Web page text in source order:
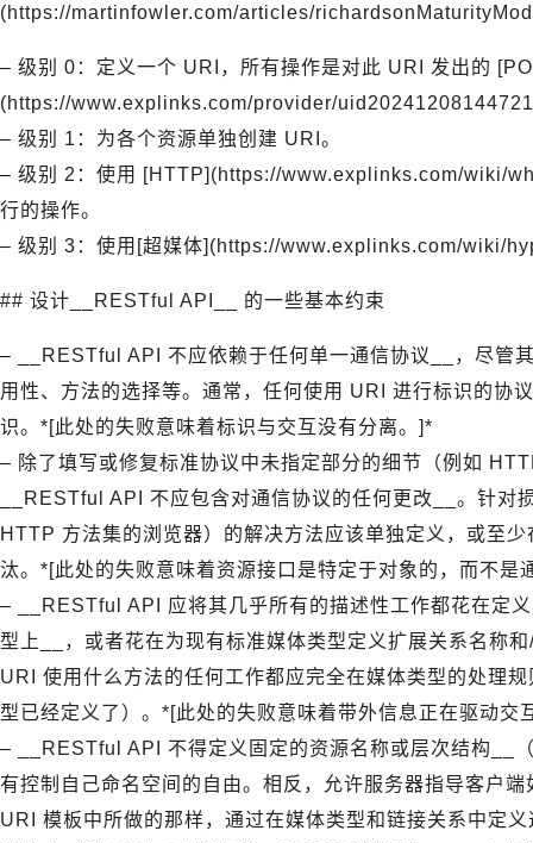
(https://martinfowler.com/articles/
– 级别 0：定义一个 URI，所有操作是对此 URI 发出的
(https://www.explinks.com/provider/
– 级别 1：为各个资源单独创建 URI。
– 级别 2：使用 [HTTP](https://www.explinks.com/wiki/
行的操作。
– 级别 3：使用[超媒体](https://www.explinks.com/wiki/
## 设计__RESTful API__ 的一些基本约束
– __RESTful API 不应依赖于任何单一通信协议__，尽管
用性、方法的选择等。通常，任何使用 URI 进行标识的协
识。*[此处的失败意味着标识与交互没有分离。]*
– 除了填写或修复标准协议中未指定部分的细节（例如
__RESTful API 不应包含对通信协议的任何更改__。针对
HTTP 方法集的浏览器）的解决方法应该单独定义，或至
汰。*[此处的失败意味着资源接口是特定于对象的，而不是
– __RESTful API 应将其几乎所有的描述性工作都花在定
型上__，或者花在为现有标准媒体类型定义扩展关系名称
URI 使用什么方法的任何工作都应完全在媒体类型的处理
型已经定义了）。*[此处的失败意味着带外信息正在驱动交
– __RESTful API 不得定义固定的资源名称或层次结构__
有控制自己命名空间的自由。相反，允许服务器指导客户
URI 模板中所做的那样，通过在媒体类型和链接关系中定